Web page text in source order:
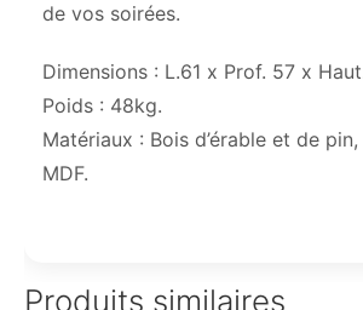
de vos soirées.
Dimensions : L.61 x Prof. 57 x
Poids : 48kg.
Matériaux : Bois d’érable et de
MDF.
Produits similaires